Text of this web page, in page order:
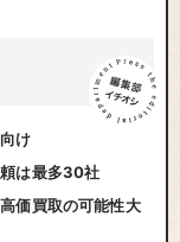
け
は最多30社
価買取の可能性大